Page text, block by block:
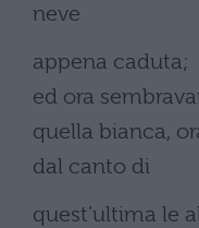
neve
appena caduta;
ed ora
quella bianca,
dal canto di
quest’ultima le